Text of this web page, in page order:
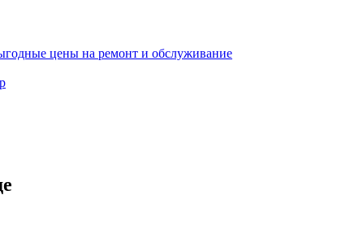
цены на ремонт и обслуживание